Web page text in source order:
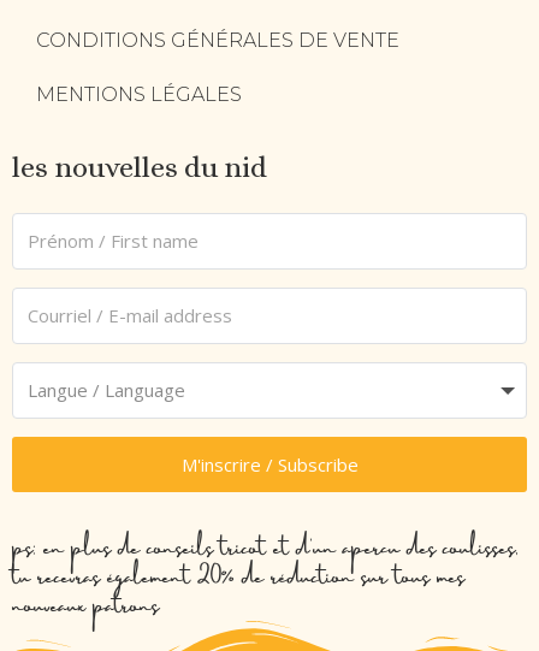
CONDITIONS GÉNÉRALES DE VENTE
MENTIONS LÉGALES
les nouvelles du nid
M'inscrire / Subscribe
ps: en plus de conseils tricot et d’un aperçu des coulisses,
tu recevras également 20% de réduction sur tous mes
nouveaux patrons